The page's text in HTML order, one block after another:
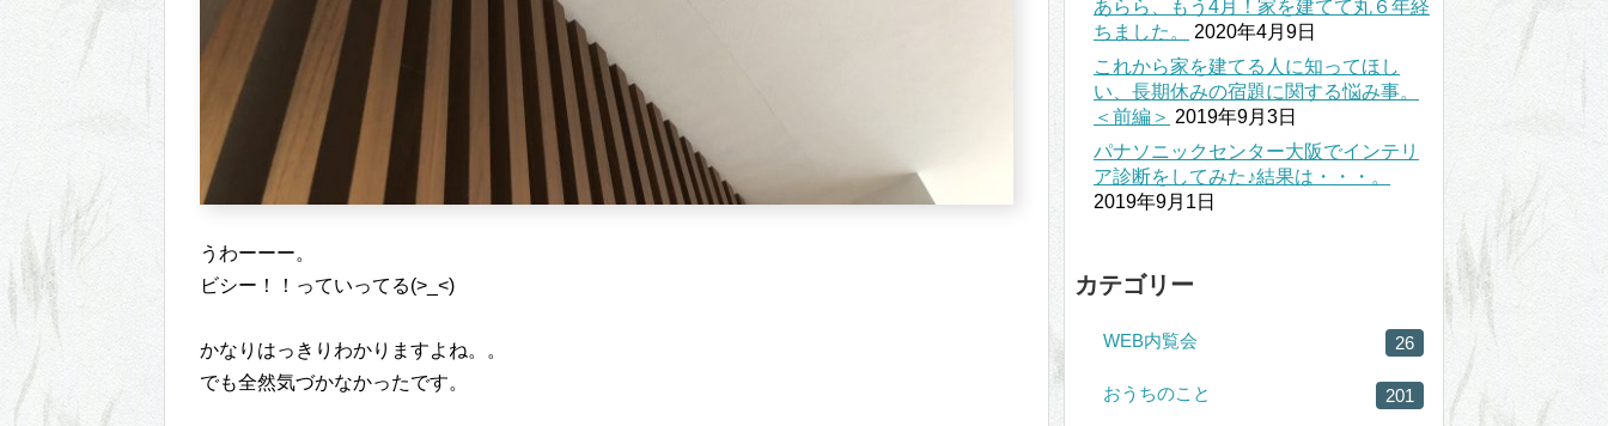
うわーーー。
ビシー！！っていってる(>_<)
かなりはっきりわかりますよね。。
でも全然気づかなかったです。
あらら、もう4月！家を建てて丸６年経
ちました。
2020年4月9日
これから家を建てる人に知ってほし
い、長期休みの宿題に関する悩み事。
＜前編＞ 2019年9月3日
パナソニックセンター大阪でインテリ
ア診断をしてみた♪結果は・・・。
2019年9月1日
カテゴリー
WEB内覧会 26
おうちのこと 201